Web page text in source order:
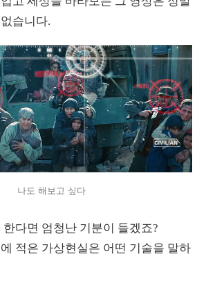
습니다.
나도 해보고 싶다
다면 엄청난 기분이 들겠죠?
적은 가상현실은 어떤 기술을 말하